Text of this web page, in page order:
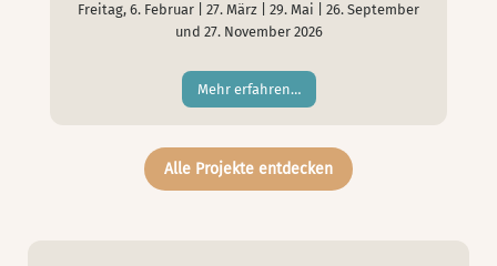
Freitag, 6. Februar | 27. März | 29. Mai | 26. September
und 27. November 2026
Mehr erfahren…
Alle Projekte entdecken